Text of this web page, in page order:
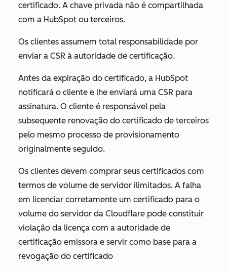
certificado. A chave privada não é compartilhada
com a HubSpot ou terceiros.
Os clientes assumem total responsabilidade por
enviar a CSR à autoridade de certificação.
Antes da expiração do certificado, a HubSpot
notificará o cliente e lhe enviará uma CSR para
assinatura. O cliente é responsável pela
subsequente renovação do certificado de terceiros
pelo mesmo processo de provisionamento
originalmente seguido.
Os clientes devem comprar seus certificados com
termos de volume de servidor ilimitados. A falha
em licenciar corretamente um certificado para o
volume do servidor da Cloudflare pode constituir
violação da licença com a autoridade de
certificação emissora e servir como base para a
revogação do certificado